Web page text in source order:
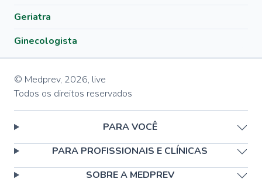
Geriatra
Ginecologista
© Medprev, 2026, live
Todos os direitos reservados
PARA VOCÊ
PARA PROFISSIONAIS E CLÍNICAS
SOBRE A MEDPREV